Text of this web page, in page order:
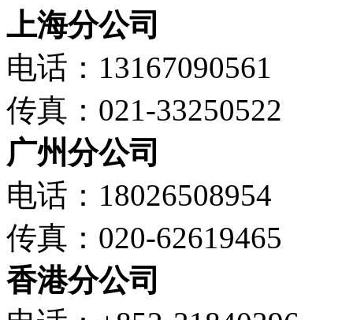
上海分公司
电话：13167090561
传真：021-33250522
广州分公司
电话：18026508954
传真：020-62619465
香港分公司